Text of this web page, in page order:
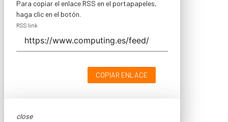
Para copiar el enlace RSS en el portapapeles,
haga clic en el botón.
RSS link
COPIAR ENLACE
close